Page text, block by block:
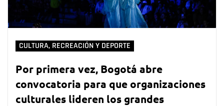
CULTURA, RECREACIÓN Y DEPORTE
Por primera vez, Bogotá abre
convocatoria para que organizaciones
culturales lideren los grandes